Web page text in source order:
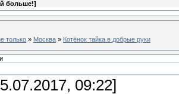
больше!]
только » Москва » Котёнок тайка в добрые руки
09:22]